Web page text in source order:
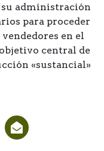
administración
para proceder
en el
central de
«sustancial»